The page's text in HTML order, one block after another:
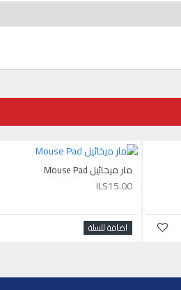
مار ميخائيل Mouse Pad
ILS15.00
اضافة للسلة